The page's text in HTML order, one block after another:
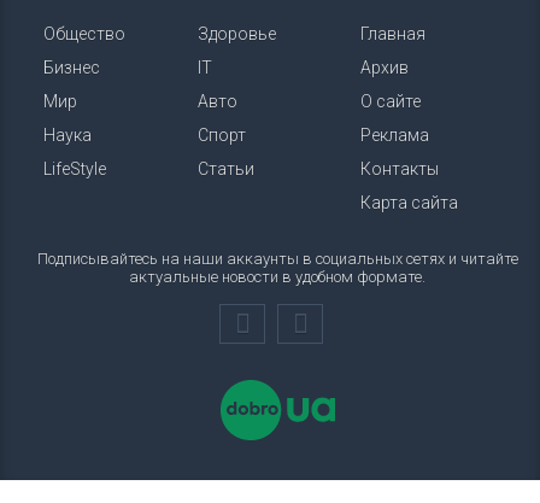
Общество
Бизнес
Мир
Наука
LifeStyle
Здоровье
IT
Авто
Спорт
Статьи
Главная
Архив
О сайте
Реклама
Контакты
Карта сайта
Подписывайтесь на наши аккаунты в социальных сетях и читайте
актуальные новости в удобном формате.